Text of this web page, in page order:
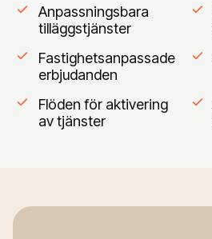
Anpassningsbara
tilläggstjänster
Fastighetsanpassade
erbjudanden
Flöden för aktivering
av tjänster